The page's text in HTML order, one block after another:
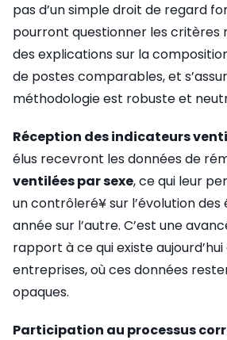
pas d’un simple droit de regard
pourront questionner les critères
des explications sur la
de postes comparables, et
méthodologie est robuste et
Réception des indicateurs
élus recevront les données de
ventilées par sexe, ce qui leur
un contrôleré¥ sur l’évolution des
année sur l’autre. C’est une
rapport à ce qui existe
entreprises, où ces données
opaques.
Participation au processus